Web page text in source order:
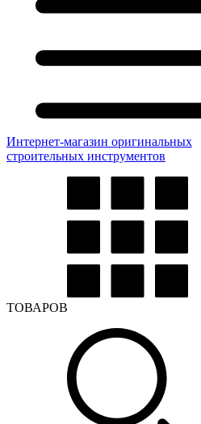
Интернет-магазин оригинальных
строительных инструментов
ТОВАРОВ